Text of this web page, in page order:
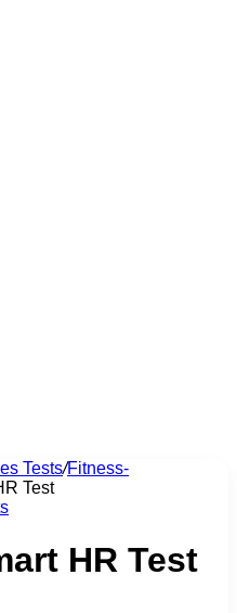
Tests/Fitness-
Test
HR Test